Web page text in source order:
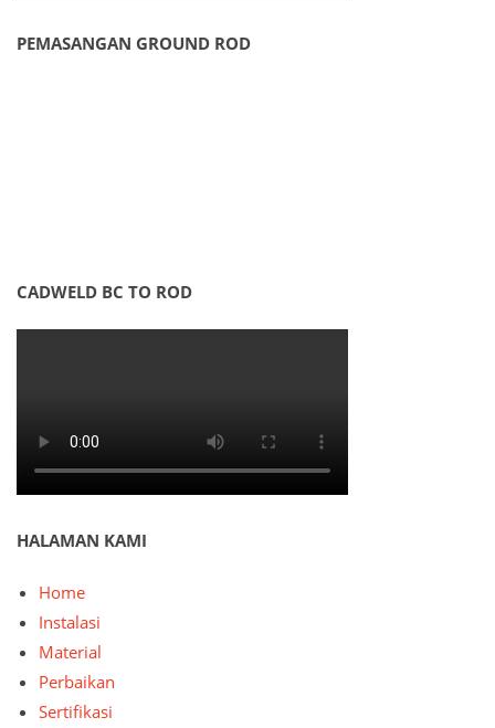
PEMASANGAN GROUND ROD
CADWELD BC TO ROD
HALAMAN KAMI
Home
Instalasi
Material
Perbaikan
Sertifikasi